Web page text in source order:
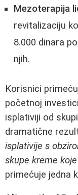
Mezoterapija
revitalizaciju
8.000 dinara
njih.
Korisnici
početnoj
isplativiji od
dramatične
isplativije s
skupe kreme
primećuje jedna